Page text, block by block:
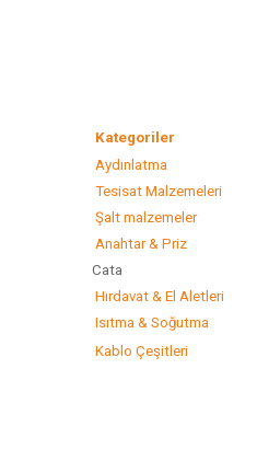
Kategoriler
Aydınlatma
Tesisat Malzemeleri
Şalt malzemeler
Anahtar & Priz
Cata
Hırdavat & El Aletleri
Isıtma & Soğutma
Kablo Çeşitleri